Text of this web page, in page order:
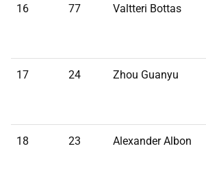
16 77 Valtteri Bottas
17 24 Zhou Guanyu
18 23 Alexander Albon